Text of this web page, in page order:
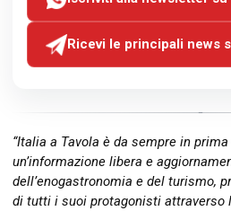
Ricevi le principali news
“Italia a Tavola è da sempre in
un’informazione libera e
dell’enogastronomia e del turismo,
di tutti i suoi protagonisti attraverso